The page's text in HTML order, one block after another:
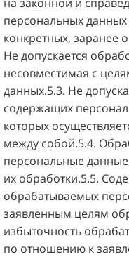
персональных
конкретных, заранее
Не допускается
несовместимая с
данных.5.3. Не
содержащих
которых
между собой.5.4.
персональные
их обработки.5.5.
обрабатываемых
заявленным целям
избыточность
по отношению к